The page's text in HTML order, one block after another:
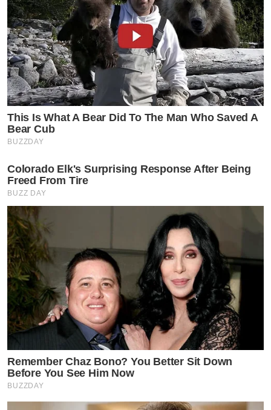
This Is What A Bear Did To The Man Who Saved A
Bear Cub
BUZZDAY
Colorado Elk's Surprising Response After Being
Freed From Tire
BUZZ DAY
Remember Chaz Bono? You Better Sit Down
Before You See Him Now
BUZZDAY